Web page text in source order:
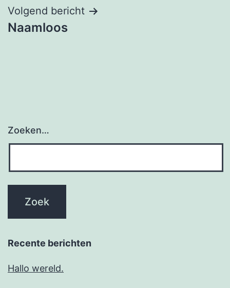
Volgend bericht
Naamloos
Zoeken…
Recente berichten
Hallo wereld.